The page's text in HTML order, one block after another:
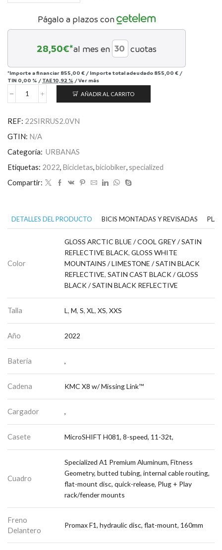
Págalo a plazos con
28,50€*al mes en cuotas
*Importe a financiar 855,00 € / Importe total adeudado 855,00 € /
TIN 0,00 % / TAE10,92 % /Ver más
Sirrus
AÑADIR AL CARRITO
REF: 22SIRRUS2.0VN
GTIN: N/A
Categoría: URBANAS
Etiquetas: 2022, Bicicletas,biciobiker,specialized
Compartir:
DETALLES DEL PRODUCTO BICIS MONTADAS Y REVISADAS
Color
GLOSS ARCTIC BLUE / COOL GREY / SATIN
REFLECTIVE BLACK, GLOSS WHITE
MOUNTAINS / LIMESTONE / SATIN BLACK
REFLECTIVE, SATIN CAST BLACK / GLOSS
BLACK / SATIN BLACK REFLECTIVE
Talla L, M, S, XL, XS, XXS
Año 2022
Batería ,
Cadena KMC X8 w/ Missing Link™
Cargador ,
Casete MicroSHIFT H081, 8-speed, 11-32t,
Cuadro
Specialized A1 Premium Aluminum, Fitness
Geometry, butted tubing, internal cable routing,
flat-mount disc, quick-release, Plug + Play
rack/fender mounts
Freno
Delantero
Promax F1, hydraulic disc, flat-mount, 160mm